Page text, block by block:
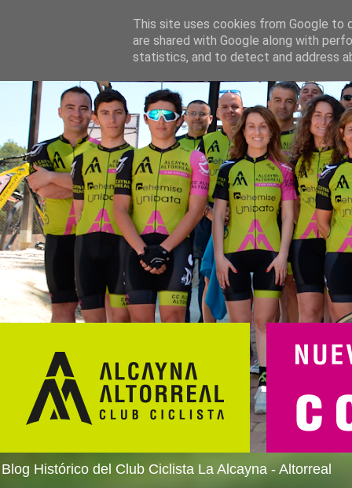
Blog Histórico del Club Ciclista La Alcayna - Altorreal
This site uses cookies from Google to
are shared with Google along with
statistics, and to detect and address